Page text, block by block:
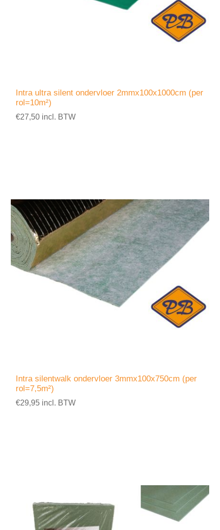
Intra ultra silent ondervloer 2mmx100x1000cm (per
rol=10m²)
€27,50 incl. BTW
Intra silentwalk ondervloer 3mmx100x750cm (per
rol=7,5m²)
€29,95 incl. BTW